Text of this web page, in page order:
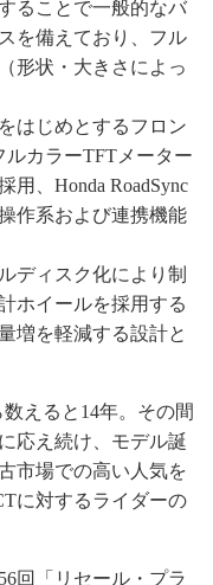
ることで一般的なバ
を備えており、フル
形状・大きさによっ
はじめとするフロン
ルカラーTFTメーター
用、Honda RoadSync
作系および連携機能
ディスク化により制
ホイールを採用する
増を軽減する設計と
えると14年。その間
応え続け、モデル誕
市場での高い人気を
に対するライダーの
回「リセール・プラ